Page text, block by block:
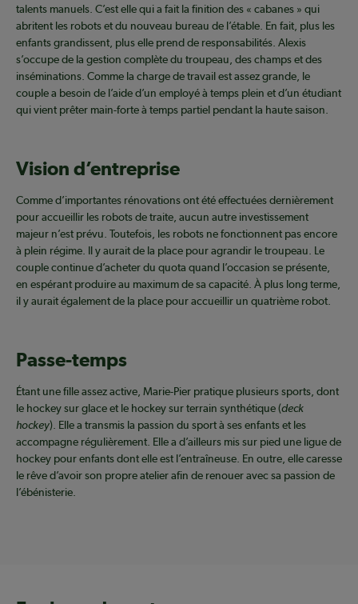
talents manuels. C’est elle qui a fait la finition des « cabanes » qui
abritent les robots et du nouveau bureau de l’étable. En fait, plus les
enfants grandissent, plus elle prend de responsabilités. Alexis
s’occupe de la gestion complète du troupeau, des champs et des
inséminations. Comme la charge de travail est assez grande, le
couple a besoin de l’aide d’un employé à temps plein et d’un étudiant
qui vient prêter main-forte à temps partiel pendant la haute saison.
Vision d’entreprise
Comme d’importantes rénovations ont été effectuées dernièrement
pour accueillir les robots de traite, aucun autre investissement
majeur n’est prévu. Toutefois, les robots ne fonctionnent pas encore
à plein régime. Il y aurait de la place pour agrandir le troupeau. Le
couple continue d’acheter du quota quand l’occasion se présente,
en espérant produire au maximum de sa capacité. À plus long terme,
il y aurait également de la place pour accueillir un quatrième robot.
Passe-temps
Étant une fille assez active, Marie-Pier pratique plusieurs sports, dont
le hockey sur glace et le hockey sur terrain synthétique (deck
hockey). Elle a transmis la passion du sport à ses enfants et les
accompagne régulièrement. Elle a d’ailleurs mis sur pied une ligue de
hockey pour enfants dont elle est l’entraîneuse. En outre, elle caresse
le rêve d’avoir son propre atelier afin de renouer avec sa passion de
l’ébénisterie.